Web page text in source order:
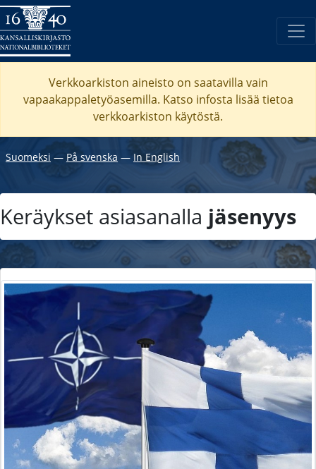
Verkkoarkiston aineisto on saatavilla vain
vapaakappaletyöasemilla. Katso infosta lisää tietoa
verkkoarkiston käytöstä.
Suomeksi ― På svenska ― In English
Keräykset asiasanalla jäsenyys